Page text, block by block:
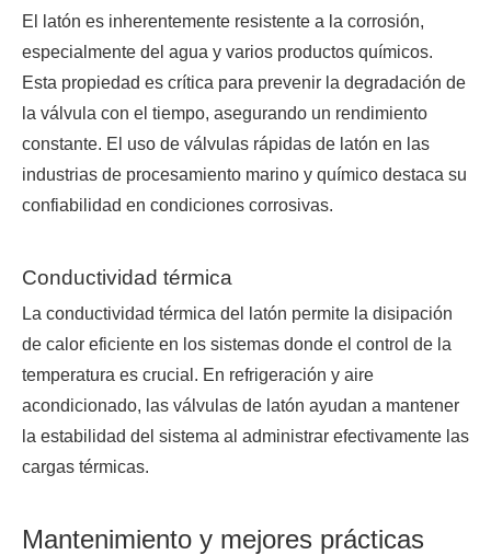
El latón es inherentemente resistente a la corrosión,
especialmente del agua y varios productos químicos.
Esta propiedad es crítica para prevenir la degradación de
la válvula con el tiempo, asegurando un rendimiento
constante. El uso de válvulas rápidas de latón en las
industrias de procesamiento marino y químico destaca su
confiabilidad en condiciones corrosivas.
Conductividad térmica
La conductividad térmica del latón permite la disipación
de calor eficiente en los sistemas donde el control de la
temperatura es crucial. En refrigeración y aire
acondicionado, las válvulas de latón ayudan a mantener
la estabilidad del sistema al administrar efectivamente las
cargas térmicas.
Mantenimiento y mejores prácticas